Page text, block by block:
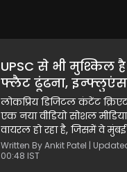
UPSC से भी मुश्किल
फ्लैट ढूंढना, इन्फ्लुएंसर युवराज
दुआ का फनी वीडियो
लोकप्रिय डिजिटल कंटेंट
एक नया वीडियो सोशल
वायरल हो रहा है, जिसमें वे
ढूंढने के अपने संघर्ष को
कर रहे हैं। युवराज ने
Written By Ankit Patel |
00:48 IST